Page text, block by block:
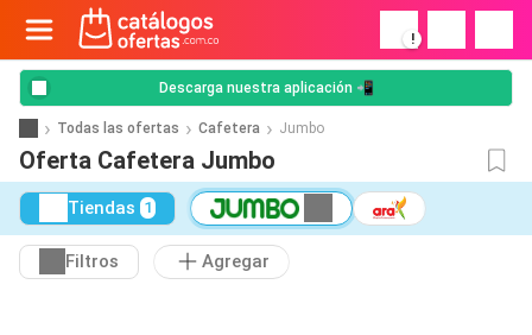
!
Descarga nuestra aplicación 📲
Todas las ofertas Cafetera Jumbo
Oferta Cafetera Jumbo
Tiendas 1
Filtros Agregar